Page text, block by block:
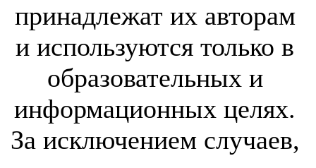
принадлежат их авторам
и используются только в
образовательных и
информационных целях.
За исключением случаев,